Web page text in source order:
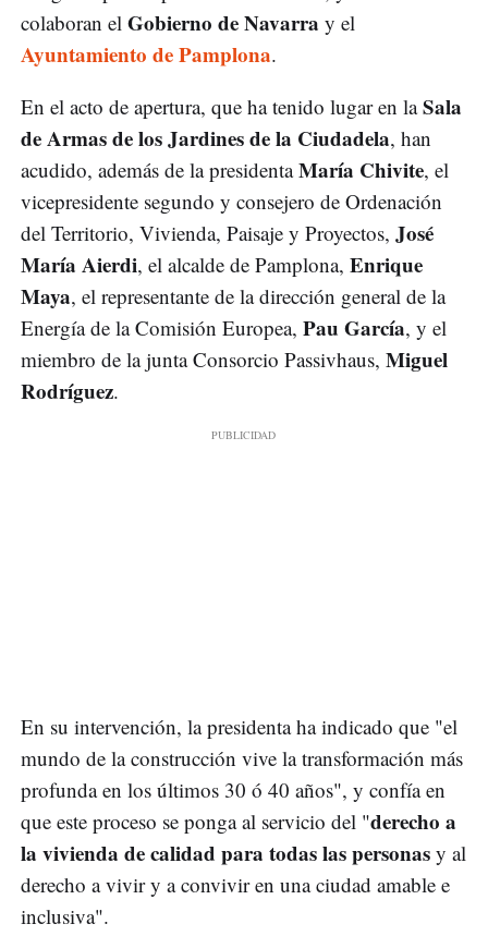
colaboran el Gobierno de Navarra y el
Ayuntamiento de Pamplona.
En el acto de apertura, que ha tenido lugar en laSala
de Armas de los Jardines de la Ciudadela, han
acudido, además de la presidentaMaría Chivite, el
vicepresidente segundo y consejero de Ordenación
del Territorio, Vivienda, Paisaje y Proyectos, José
María Aierdi, el alcalde de Pamplona, Enrique
Maya, el representante de la dirección general de la
Energía de la Comisión Europea, Pau García, y el
miembro de la junta Consorcio Passivhaus, Miguel
Rodríguez.
En su intervención, la presidenta ha indicado que "el
mundo de la construcción vive la transformación más
profunda en los últimos 30 ó 40 años", y confía en
que este proceso se ponga al servicio del "derecho a
la vivienda de calidad para todas las personas y al
derecho a vivir y a convivir en una ciudad amable e
inclusiva".